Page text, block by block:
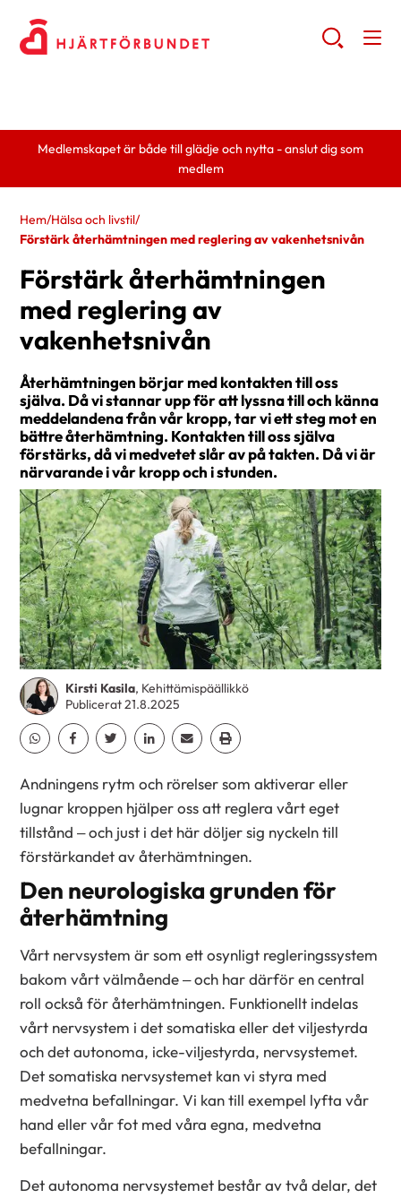
Medlemskapet är både till glädje och nytta - anslut dig som
medlem
Hem/Hälsa och livstil/
Förstärk återhämtningen med reglering av vakenhetsnivån
Förstärk återhämtningen
med reglering av
vakenhetsnivån
Återhämtningen börjar med kontakten till oss
själva. Då vi stannar upp för att lyssna till och känna
meddelandena från vår kropp, tar vi ett steg mot en
bättre återhämtning. Kontakten till oss själva
förstärks, då vi medvetet slår av på takten. Då vi är
närvarande i vår kropp och i stunden.
Kirsti Kasila, Kehittämispäällikkö
Publicerat 21.8.2025
Dela Whatsapp
Dela Facebook
Dela TwitterDela LinkedinDela EmailDela Print
Andningens rytm och rörelser som aktiverar eller
lugnar kroppen hjälper oss att reglera vårt eget
tillstånd – och just i det här döljer sig nyckeln till
förstärkandet av återhämtningen.
Den neurologiska grunden för
återhämtning
Vårt nervsystem är som ett osynligt regleringssystem
bakom vårt välmående – och har därför en central
roll också för återhämtningen. Funktionellt indelas
vårt nervsystem i det somatiska eller det viljestyrda
och det autonoma, icke-viljestyrda, nervsystemet.
Det somatiska nervsystemet kan vi styra med
medvetna befallningar. Vi kan till exempel lyfta vår
hand eller vår fot med våra egna, medvetna
befallningar.
Det autonoma nervsystemet består av två delar, det